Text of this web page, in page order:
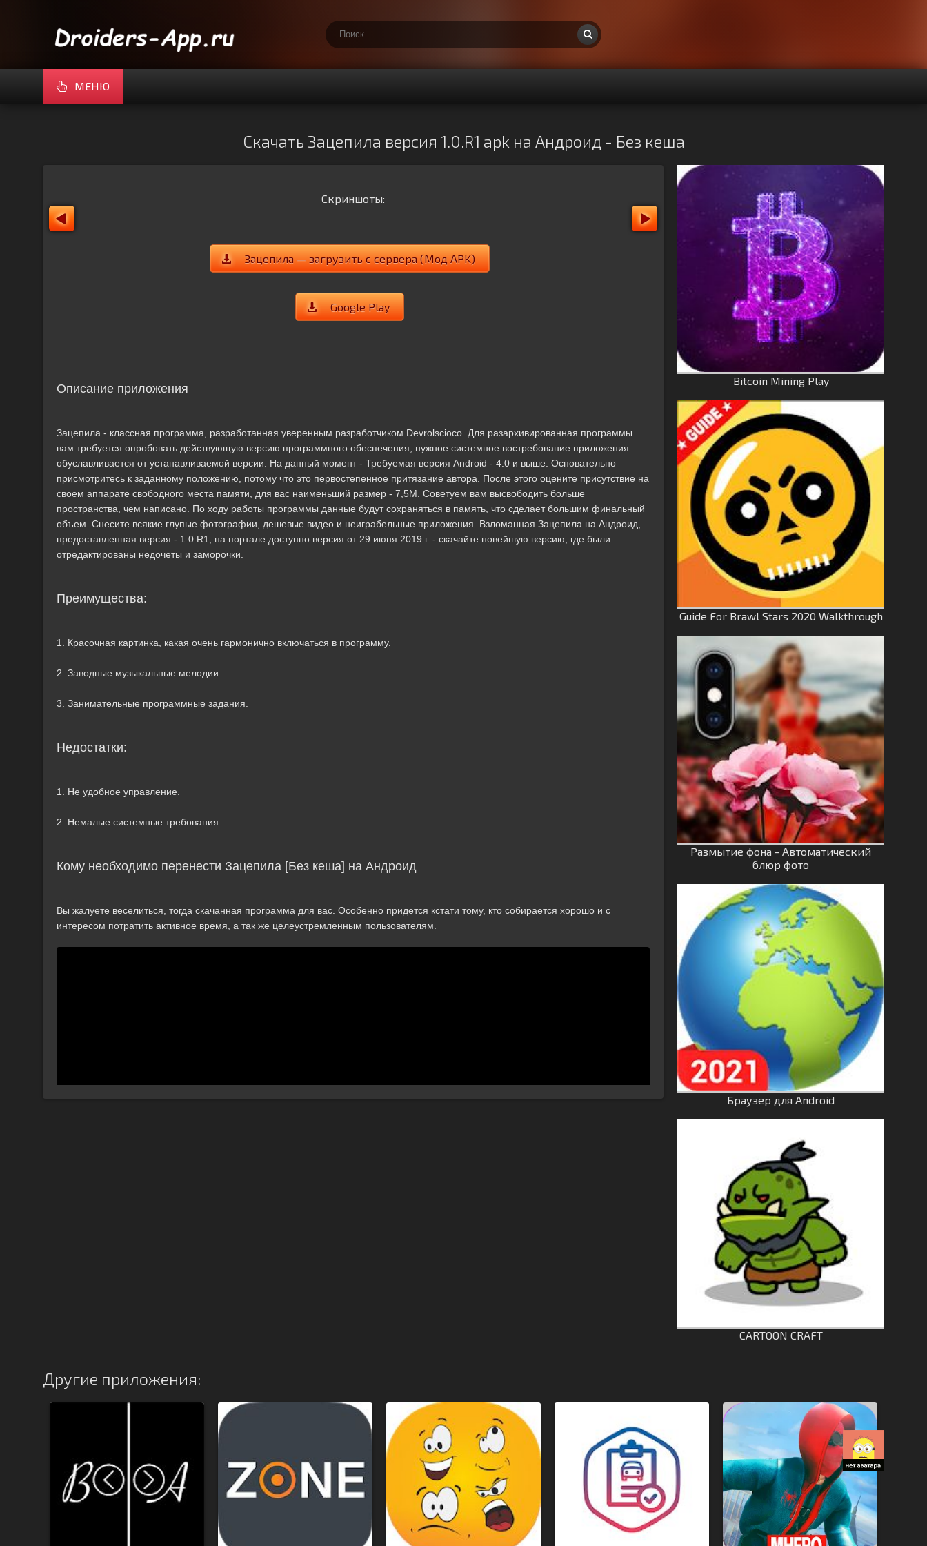
МЕНЮ
Скачать Зацепила версия 1.0.R1 apk на Андроид - Без кеша
Скриншоты:
Зацепила — загрузить с сервера (Мод APK)
Google Play
Описание приложения
Зацепила - классная программа, разработанная уверенным разработчиком Devrolscioco. Для разархивированная программы
вам требуется опробовать действующую версию программного обеспечения, нужное системное востребование приложения
обуславливается от устанавливаемой версии. На данный момент - Требуемая версия Android - 4.0 и выше. Основательно
присмотритесь к заданному положению, потому что это первостепенное притязание автора. После этого оцените присутствие на
своем аппарате свободного места памяти, для вас наименьший размер - 7,5M. Советуем вам высвободить больше
пространства, чем написано. По ходу работы программы данные будут сохраняться в память, что сделает большим финальный
объем. Снесите всякие глупые фотографии, дешевые видео и неиграбельные приложения. Взломанная Зацепила на Андроид,
предоставленная версия - 1.0.R1, на портале доступно версия от 29 июня 2019 г. - скачайте новейшую версию, где были
отредактированы недочеты и заморочки.
Преимущества:
1. Красочная картинка, какая очень гармонично включаться в программу.
2. Заводные музыкальные мелодии.
3. Занимательные программные задания.
Недостатки:
1. Не удобное управление.
2. Немалые системные требования.
Кому необходимо перенести Зацепила [Без кеша] на Андроид
Вы жалуете веселиться, тогда скачанная программа для вас. Особенно придется кстати тому, кто собирается хорошо и с
интересом потратить активное время, а так же целеустремленным пользователям.
Bitcoin Mining Play
Guide For Brawl Stars 2020 Walkthrough
Размытие фона - Автоматический
блюр фото
Браузер для Android
CARTOON CRAFT
Другие приложения: